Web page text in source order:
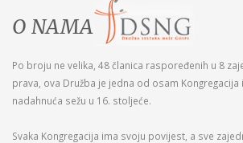
O NAMA
Po broju ne velika, 48 članica raspoređenih u 8
prava, ova Družba je jedna od osam
nadahnuća sežu u 16. stoljeće.
Svaka Kongregacija ima svoju povijest, a sve